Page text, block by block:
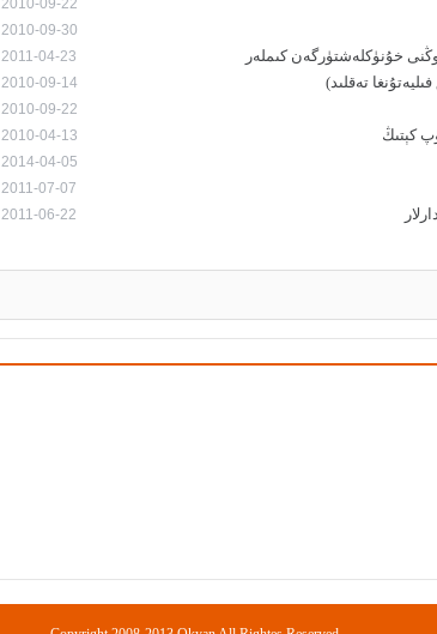
2010-09-22
2010-09-30
خۇنۈكلەشتۈرگەن كىملەر 2011-04-23
تەقلىد) 2010-09-14
2010-09-22
كېتىڭ 2010-04-13
2014-04-05
2011-07-07
2011-06-22